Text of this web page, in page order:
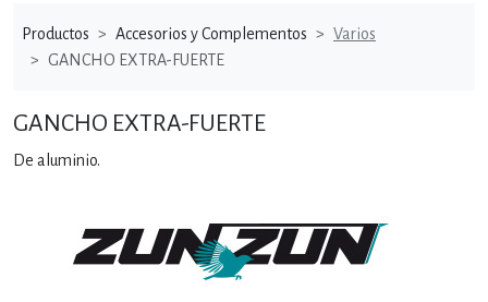
Productos Accesorios y Complementos
Varios
GANCHO EXTRA-FUERTE
GANCHO EXTRA-FUERTE
De aluminio.